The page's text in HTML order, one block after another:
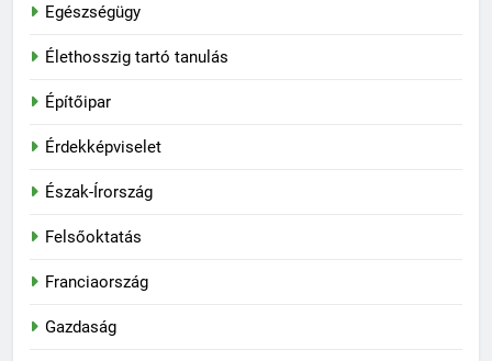
Egészségügy
Élethosszig tartó tanulás
Építőipar
Érdekképviselet
Észak-Írország
Felsőoktatás
Franciaország
Gazdaság